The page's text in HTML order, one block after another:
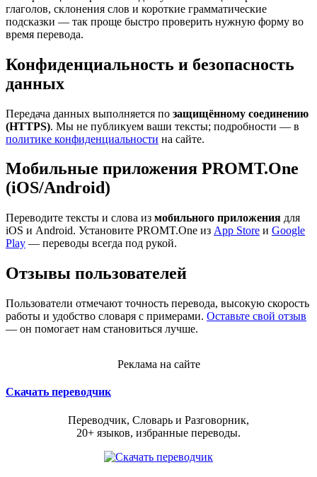
глаголов, склонения слов и короткие грамматические
подсказки — так проще быстро проверить нужную форму во
время перевода.
Конфиденциальность и безопасность
данных
Передача данных выполняется по защищённому соединению
(HTTPS). Мы не публикуем ваши тексты; подробности — в
политике конфиденциальности на сайте.
Мобильные приложения PROMT.One
(iOS/Android)
Переводите тексты и слова из мобильного приложения для
iOS и Android. Установите PROMT.One из App Store и Google
Play — переводы всегда под рукой.
Отзывы пользователей
Пользователи отмечают точность перевода, высокую скорость
работы и удобство словаря с примерами. Оставьте свой отзыв
— он помогает нам становиться лучше.
Реклама на сайте
Скачать переводчик
Переводчик, Словарь и Разговорник,
20+ языков, избранные переводы.